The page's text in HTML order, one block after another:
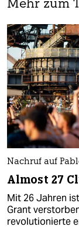
Mehr zum
Nachruf auf
Almost 27
Mit 26 Jahren
Grant
revolutionierte